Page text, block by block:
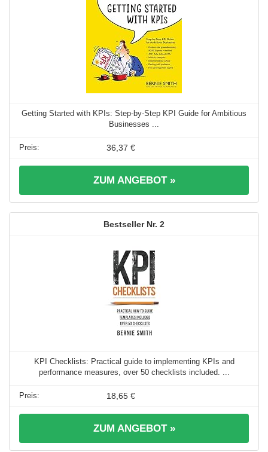
Getting Started with KPIs: Step-by-Step KPI Guide for Ambitious
Businesses ...
36,37 €
ZUM ANGEBOT »
2
KPI Checklists: Practical guide to implementing KPIs and
performance measures, over 50 checklists included. ...
18,65 €
ZUM ANGEBOT »